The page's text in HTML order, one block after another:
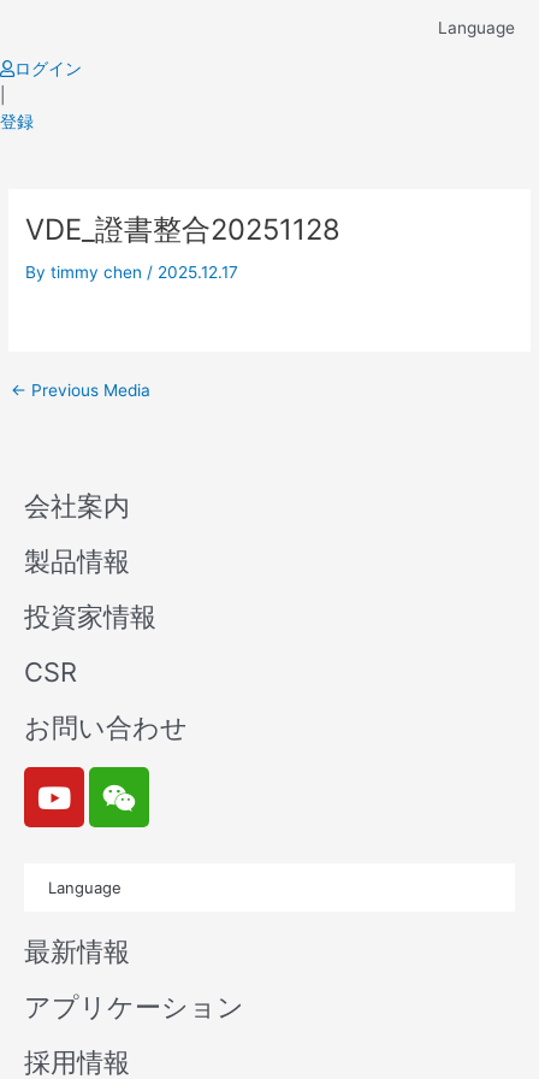
content
Language
ログイン
登録
VDE_證書整合20251128
Bytimmy chen / 2025.12.17
navigation
← Previous Media
会社案内
製品情報
投資家情報
CSR
お問い合わせ
Y
o
u
b
e
W
e
i
n
Language
最新情報
アプリケーション
採用情報